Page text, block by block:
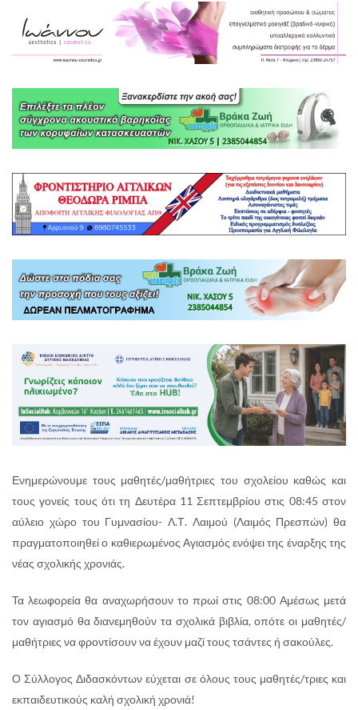
Ενημερώνουμε τους μαθητές/μαθήτριες του σχολείου καθώς και
τους γονείς τους ότι τη Δευτέρα 11 Σεπτεμβρίου στις 08:45 στον
αύλειο χώρο του Γυμνασίου- Λ.Τ. Λαιμού (Λαιμός Πρεσπών) θα
πραγματοποιηθεί ο καθιερωμένος Αγιασμός ενόψει της έναρξης της
νέας σχολικής χρονιάς.
Τα λεωφορεία θα αναχωρήσουν το πρωί στις 08:00 Αμέσως μετά
τον αγιασμό θα διανεμηθούν τα σχολικά βιβλία, οπότε οι μαθητές/
μαθήτριες να φροντίσουν να έχουν μαζί τους τσάντες ή σακούλες.
Ο Σύλλογος Διδασκόντων εύχεται σε όλους τους μαθητές/τριες και
εκπαιδευτικούς καλή σχολική χρονιά!